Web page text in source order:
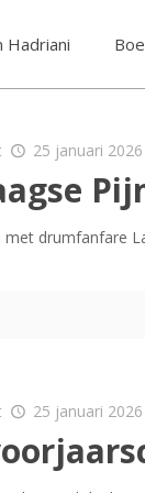
Hadriani
25 januari 2026
drumfanfare
25 januari 2026